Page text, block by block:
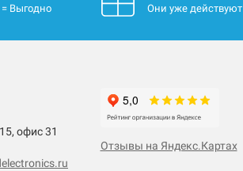
= Выгодно Они уже действуют
офис 31
Отзывы на Яндекс.Картах